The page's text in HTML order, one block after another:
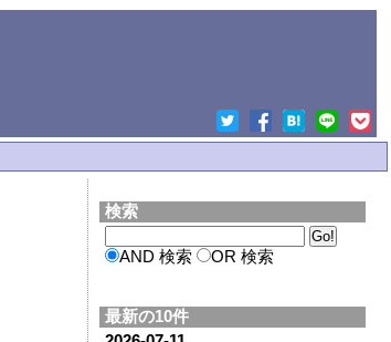
検索
AND 検索 OR 検索
最新の10件